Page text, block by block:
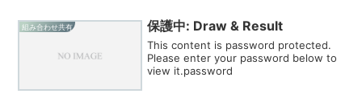
組み合わせ共有 保護中: Draw & Result
This content is password protected.
Please enter your password below to
view it.password